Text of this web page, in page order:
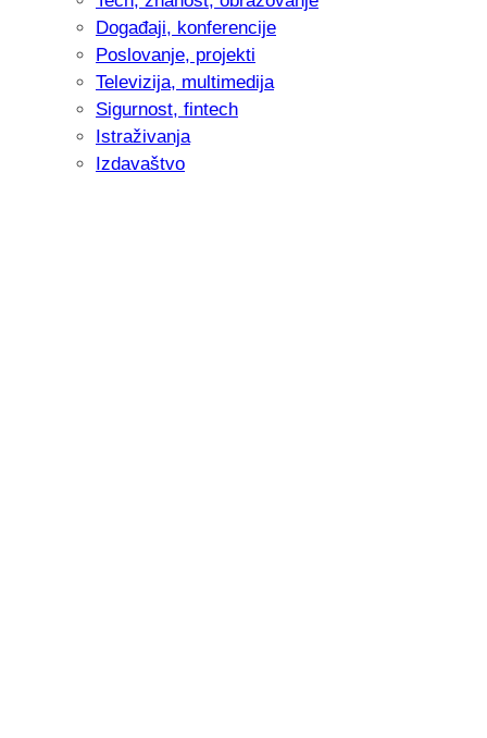
Događaji, konferencije
Poslovanje, projekti
Televizija, multimedija
Sigurnost, fintech
Istraživanja
Izdavaštvo